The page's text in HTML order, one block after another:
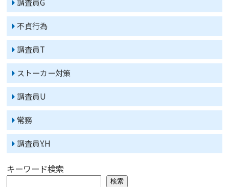
不貞行為
調査員T
ストーカー対策
調査員U
常務
調査員Y.H
キーワード検索
検索